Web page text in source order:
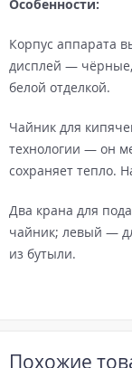
Особенности:
Корпус аппарата
дисплей —
белой отделкой.
Чайник для
технологии — он
сохраняет тепло.
Два крана для
чайник; левый —
из бутыли.
Похожие